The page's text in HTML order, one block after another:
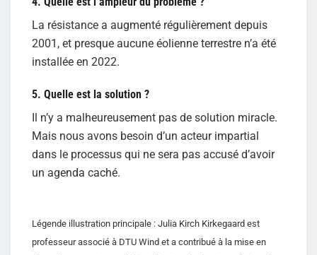
La résistance a augmenté régulièrement depuis
2001, et presque aucune éolienne terrestre n’a été
installée en 2022.
5. Quelle est la solution ?
Il n’y a malheureusement pas de solution miracle.
Mais nous avons besoin d’un acteur impartial
dans le processus qui ne sera pas accusé d’avoir
un agenda caché.
Légende illustration principale : Julia Kirch Kirkegaard est
professeur associé à DTU Wind et a contribué à la mise en